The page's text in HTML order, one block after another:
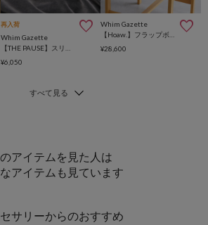
再入荷
Whim Gazette
¥6,050
Whim Gazette
¥28,600
アイテムを見た人は
アイテムも見ています
サリーからのおすすめ